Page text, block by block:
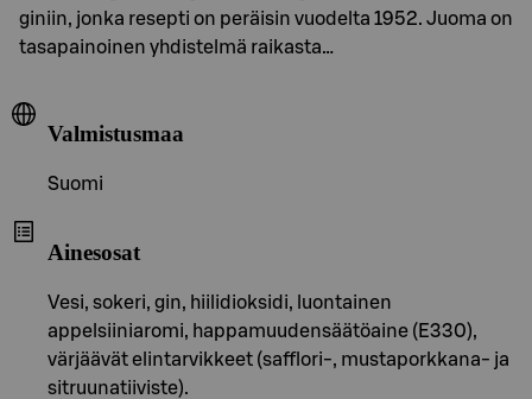
giniin, jonka resepti on peräisin vuodelta 1952. Juoma on
tasapainoinen yhdistelmä raikasta…
Valmistusmaa
Suomi
Ainesosat
Vesi, sokeri, gin, hiilidioksidi, luontainen
appelsiiniaromi, happamuudensäätöaine (E330),
värjäävät elintarvikkeet (safflori-, mustaporkkana- ja
sitruunatiiviste).